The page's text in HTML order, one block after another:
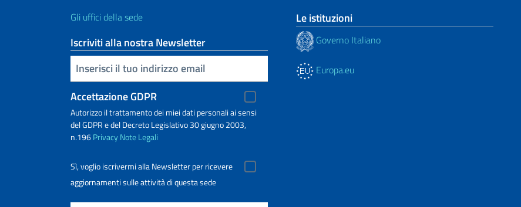
Gli uffici della sede
Iscriviti alla nostra Newsletter
Inserisci la tua email
Accettazione GDPR
Autorizzo il trattamento dei miei dati personali ai sensi
del GDPR e del Decreto Legislativo 30 giugno 2003,
n.196PrivacyNote Legali
Sì, voglio iscrivermi alla Newsletter per ricevere
aggiornamenti sulle attività di questa sede
Le istituzioni
Governo Italiano
Europa.eu